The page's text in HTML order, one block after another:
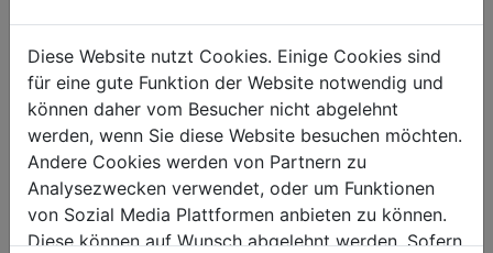
Gewicht
Nettogewicht in kg
Bruttogewicht in kg
0.40
Versandmaße
Verpackungshöhe in mm
0,013
Diese Website nutzt Cookies. Einige Cookies sind
für eine gute Funktion der Website notwendig und
können daher vom Besucher nicht abgelehnt
werden, wenn Sie diese Website besuchen möchten.
Andere Cookies werden von Partnern zu
Analysezwecken verwendet, oder um Funktionen
von Sozial Media Plattformen anbieten zu können.
Diese können auf Wunsch abgelehnt werden. Sofern